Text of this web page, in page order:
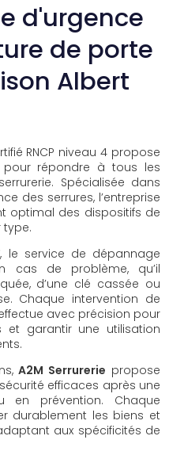
d'urgence
de porte
Albert
RNCP niveau 4 propose
répondre à tous les
Spécialisée dans
des serrures, l’entreprise
optimal des dispositifs de
type.
le service de dépannage
cas de problème, qu’il
d’une clé cassée ou
Chaque intervention de
avec précision pour
et garantir une utilisation
A2M Serrurerie propose
efficaces après une
en prévention. Chaque
durablement les biens et
aux spécificités de